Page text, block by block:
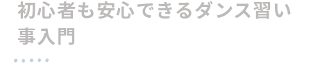
初心者も安心できるダンス習い
事入門